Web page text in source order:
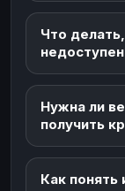
Что
Нужна ли
получить
Как понять